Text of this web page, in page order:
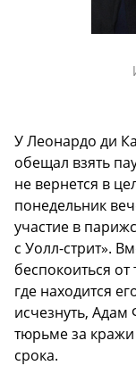
У Леонардо ди
обещал взять
не вернется в
понедельник
участие в
с Уолл-стрит».
беспокоиться
где находится
исчезнуть,
тюрьме за
срока.